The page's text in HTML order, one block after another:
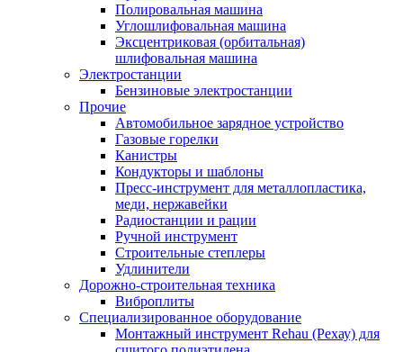
Полировальная машина
Углошлифовальная машина
Эксцентриковая (орбитальная)
шлифовальная машина
Электростанции
Бензиновые электростанции
Прочие
Автомобильное зарядное устройство
Газовые горелки
Канистры
Кондукторы и шаблоны
Пресс-инструмент для металлопластика,
меди, нержавейки
Радиостанции и рации
Ручной инструмент
Строительные степлеры
Удлинители
Дорожно-строительная техника
Виброплиты
Специализированное оборудование
Монтажный инструмент Rehau (Рехау) для